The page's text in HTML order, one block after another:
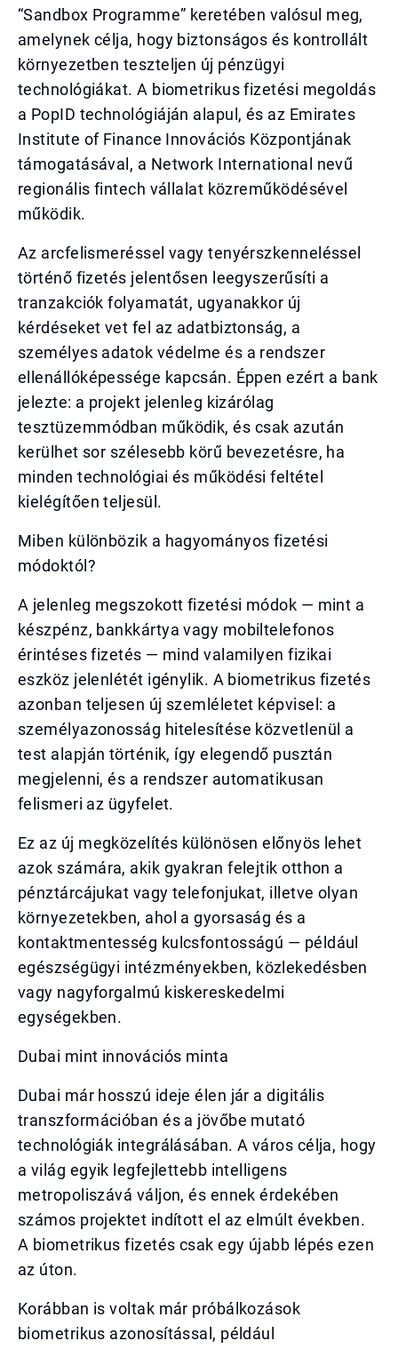
“Sandbox Programme” keretében valósul meg,
amelynek célja, hogy biztonságos és kontrollált
környezetben teszteljen új pénzügyi
technológiákat. A biometrikus fizetési megoldás
a PopID technológiáján alapul, és az Emirates
Institute of Finance Innovációs Központjának
támogatásával, a Network International nevű
regionális fintech vállalat közreműködésével
működik.
Az arcfelismeréssel vagy tenyérszkenneléssel
történő fizetés jelentősen leegyszerűsíti a
tranzakciók folyamatát, ugyanakkor új
kérdéseket vet fel az adatbiztonság, a
személyes adatok védelme és a rendszer
ellenállóképessége kapcsán. Éppen ezért a bank
jelezte: a projekt jelenleg kizárólag
tesztüzemmódban működik, és csak azután
kerülhet sor szélesebb körű bevezetésre, ha
minden technológiai és működési feltétel
kielégítően teljesül.
Miben különbözik a hagyományos fizetési
módoktól?
A jelenleg megszokott fizetési módok — mint a
készpénz, bankkártya vagy mobiltelefonos
érintéses fizetés — mind valamilyen fizikai
eszköz jelenlétét igénylik. A biometrikus fizetés
azonban teljesen új szemléletet képvisel: a
személyazonosság hitelesítése közvetlenül a
test alapján történik, így elegendő pusztán
megjelenni, és a rendszer automatikusan
felismeri az ügyfelet.
Ez az új megközelítés különösen előnyös lehet
azok számára, akik gyakran felejtik otthon a
pénztárcájukat vagy telefonjukat, illetve olyan
környezetekben, ahol a gyorsaság és a
kontaktmentesség kulcsfontosságú — például
egészségügyi intézményekben, közlekedésben
vagy nagyforgalmú kiskereskedelmi
egységekben.
Dubai mint innovációs minta
Dubai már hosszú ideje élen jár a digitális
transzformációban és a jövőbe mutató
technológiák integrálásában. A város célja, hogy
a világ egyik legfejlettebb intelligens
metropoliszává váljon, és ennek érdekében
számos projektet indított el az elmúlt években.
A biometrikus fizetés csak egy újabb lépés ezen
az úton.
Korábban is voltak már próbálkozások
biometrikus azonosítással, például